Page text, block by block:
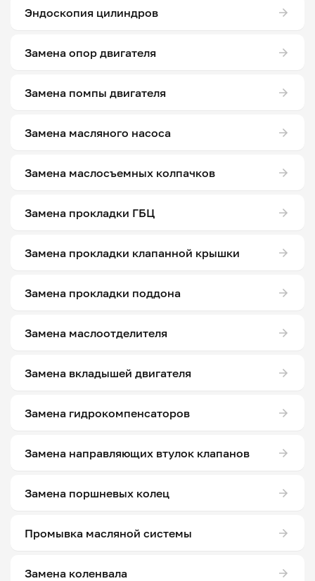
Эндоскопия цилиндров
Замена опор двигателя
Замена помпы двигателя
Замена масляного насоса
Замена маслосъемных колпачков
Замена прокладки ГБЦ
Замена прокладки клапанной крышки
Замена прокладки поддона
Замена маслоотделителя
Замена вкладышей двигателя
Замена гидрокомпенсаторов
Замена направляющих втулок клапанов
Замена поршневых колец
Промывка масляной системы
Замена коленвала